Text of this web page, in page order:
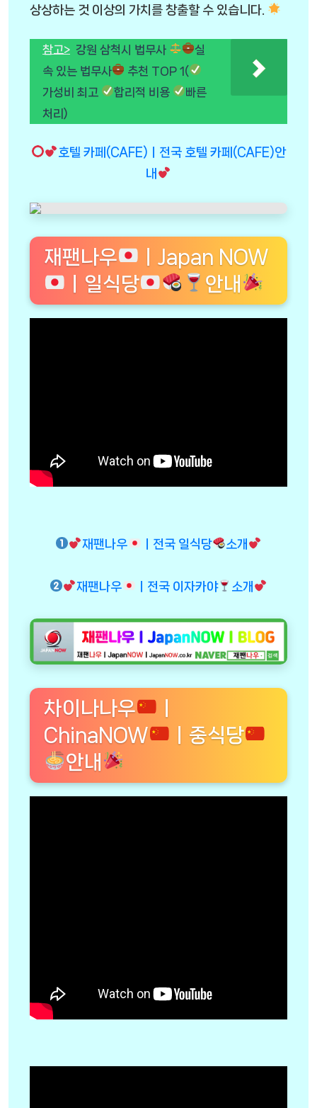
상상하는 것 이상의 가치를 창출할 수 있습니다.
참고> 강원 삼척시 법무사
실
속 있는 법무사
추천 TOP 1(
가성비 최고
합리적 비용
빠른
처리)
호텔 카페(CAFE)ㅣ전국 호텔 카페(CAFE)안
내
재팬나우
ㅣJapan NOW
ㅣ일식당
안내
재팬나우 ㅣ전국 일식당 소개
재팬나우 ㅣ전국 이자카야 소개
차이나나우
ChinaNOW
ㅣ중식당
안내